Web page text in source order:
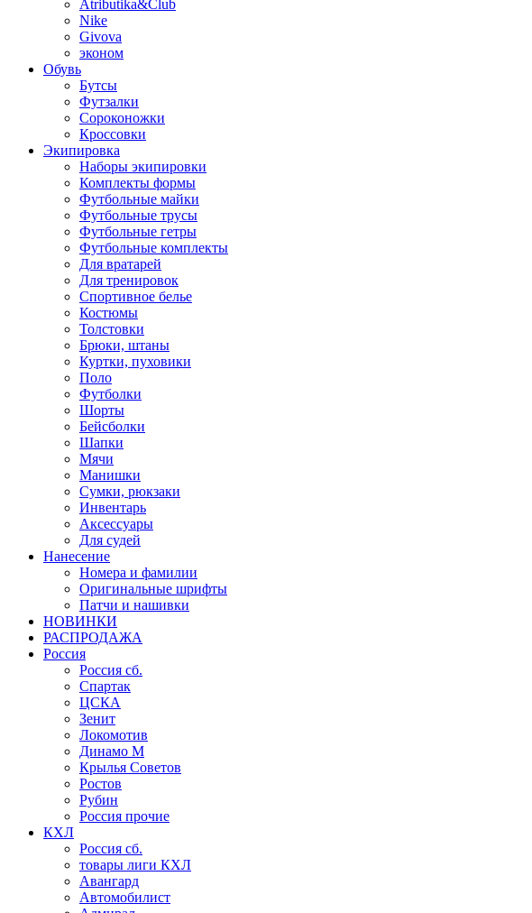
Atributika&Club
Nike
Givova
эконом
Обувь
Бутсы
Футзалки
Сороконожки
Кроссовки
Экипировка
Наборы экипировки
Комплекты формы
Футбольные майки
Футбольные трусы
Футбольные гетры
Футбольные комплекты
Для вратарей
Для тренировок
Спортивное белье
Костюмы
Толстовки
Брюки, штаны
Куртки, пуховики
Поло
Футболки
Шорты
Бейсболки
Шапки
Мячи
Манишки
Сумки, рюкзаки
Инвентарь
Аксессуары
Для судей
Нанесение
Номера и фамилии
Оригинальные шрифты
Патчи и нашивки
НОВИНКИ
РАСПРОДАЖА
Россия
Россия сб.
Спартак
ЦСКА
Зенит
Локомотив
Динамо М
Крылья Советов
Ростов
Рубин
Россия прочие
КХЛ
Россия сб.
товары лиги КХЛ
Авангард
Автомобилист